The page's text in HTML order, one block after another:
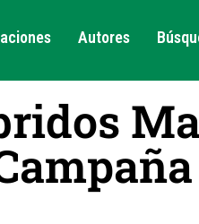
Autores